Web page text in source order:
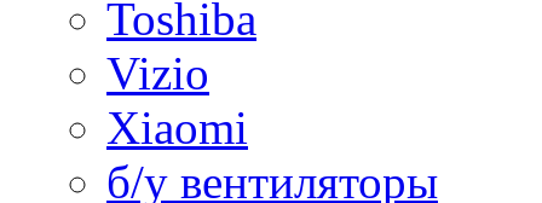
Toshiba
Vizio
Xiaomi
б/у вентиляторы